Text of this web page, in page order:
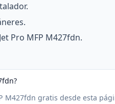
Pro MFP M427fdn.
M427fdn gratis desde esta